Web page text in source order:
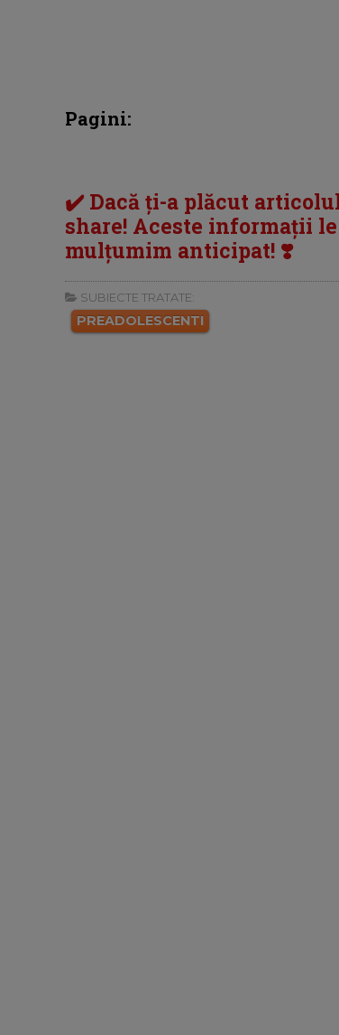
Pagini:
✔️ Dacă ți-a plăcut
share! Aceste informații
mulțumim anticipat! ❣️
SUBIECTE TRATATE:
PREADOLESCENTI